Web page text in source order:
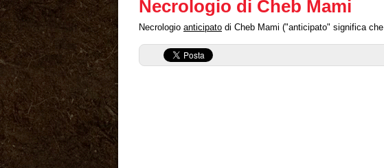
Necrologio di Cheb Mami
Necrologio anticipato di Cheb Mami ("anticipato" significa che